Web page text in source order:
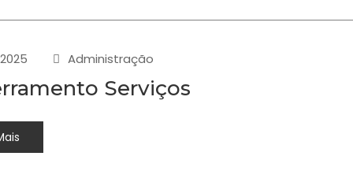
Administração
Serviços